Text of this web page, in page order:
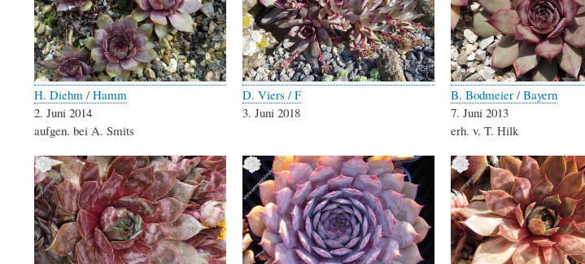
H. Diehm / Hamm
2. Juni 2014
aufgen. bei A. Smits
D. Viers / F
3. Juni 2018
B. Bodmeier / Bayern
7. Juni 2013
erh. v. T. Hilk